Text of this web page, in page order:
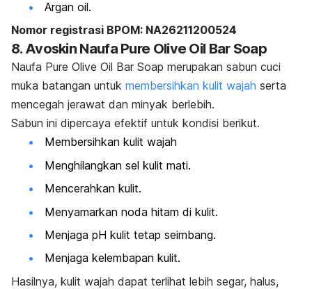
Argan oil.
Nomor registrasi BPOM: NA26211200524
8. Avoskin Naufa Pure Olive Oil Bar Soap
Naufa Pure Olive Oil Bar Soap merupakan sabun cuci
muka batangan untuk membersihkan kulit wajah serta
mencegah jerawat dan minyak berlebih.
Sabun ini dipercaya efektif untuk kondisi berikut.
Membersihkan kulit wajah
Menghilangkan sel kulit mati.
Mencerahkan kulit.
Menyamarkan noda hitam di kulit.
Menjaga pH kulit tetap seimbang.
Menjaga kelembapan kulit.
Hasilnya, kulit wajah dapat terlihat lebih segar, halus,